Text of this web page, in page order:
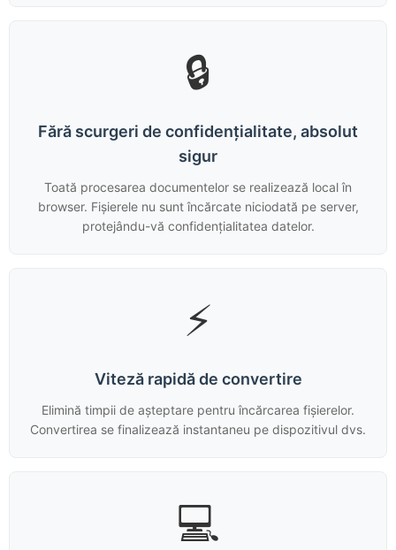
🔒
Fără scurgeri de confidențialitate, absolut
sigur
Toată procesarea documentelor se realizează local în
browser. Fișierele nu sunt încărcate niciodată pe server,
protejându-vă confidențialitatea datelor.
⚡
Viteză rapidă de convertire
Elimină timpii de așteptare pentru încărcarea fișierelor.
Convertirea se finalizează instantaneu pe dispozitivul dvs.
💻